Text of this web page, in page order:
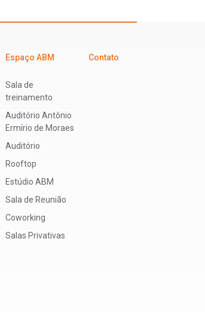
Espaço ABM
Sala de
treinamento
Auditório Antônio
Ermírio de Moraes
Auditório
Rooftop
Estúdio ABM
Sala de Reunião
Coworking
Salas Privativas
Contato